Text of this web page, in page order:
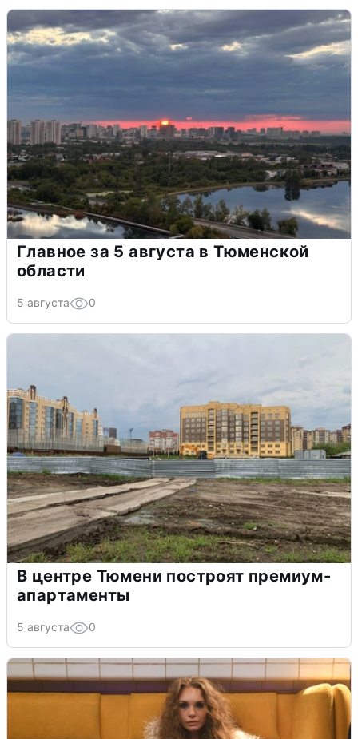
Главное за 5 августа в Тюменской
области
5 августа 0
В центре Тюмени построят премиум-
апартаменты
5 августа 0